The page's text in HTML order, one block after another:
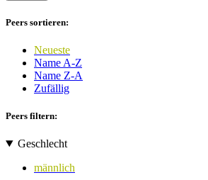
Peers sortieren:
Neueste
Name A-Z
Name Z-A
Zufällig
Peers filtern:
Geschlecht
männlich